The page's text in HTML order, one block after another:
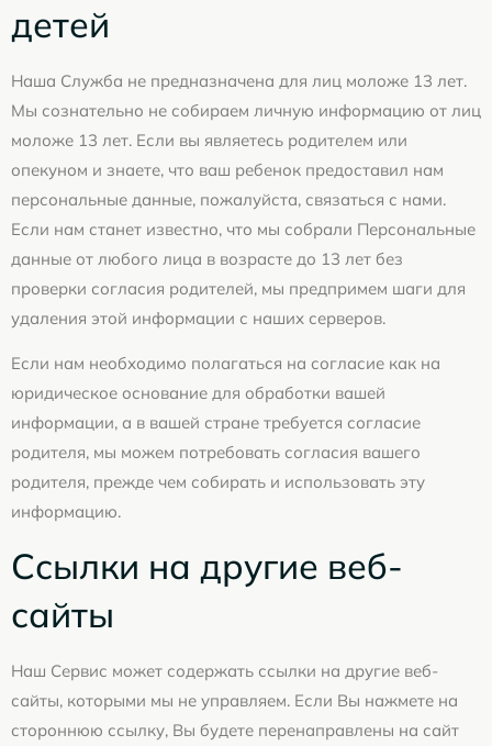
детей
Наша Служба не предназначена для лиц моложе 13 лет.
Мы сознательно не собираем личную информацию от лиц
моложе 13 лет. Если вы являетесь родителем или
опекуном и знаете, что ваш ребенок предоставил нам
персональные данные, пожалуйста, связаться с нами.
Если нам станет известно, что мы собрали Персональные
данные от любого лица в возрасте до 13 лет без
проверки согласия родителей, мы предпримем шаги для
удаления этой информации с наших серверов.
Если нам необходимо полагаться на согласие как на
юридическое основание для обработки вашей
информации, а в вашей стране требуется согласие
родителя, мы можем потребовать согласия вашего
родителя, прежде чем собирать и использовать эту
информацию.
Ссылки на другие веб-
сайты
Наш Сервис может содержать ссылки на другие веб-
сайты, которыми мы не управляем. Если Вы нажмете на
стороннюю ссылку, Вы будете перенаправлены на сайт